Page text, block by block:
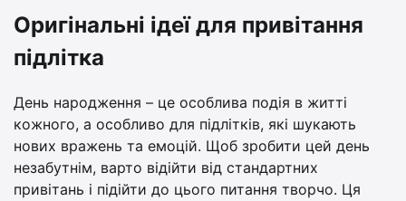
Оригінальні ідеї для привітання
підлітка
День народження – це особлива подія в житті
кожного, а особливо для підлітків, які шукають
нових вражень та емоцій. Щоб зробити цей день
незабутнім, варто відійти від стандартних
привітань і підійти до цього питання творчо. Ця